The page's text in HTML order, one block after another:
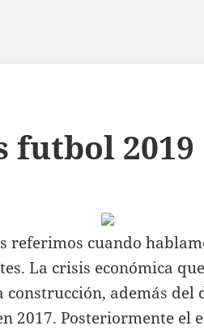
futbol 2019
referimos cuando
La crisis económica
además del
2017. Posteriormente el